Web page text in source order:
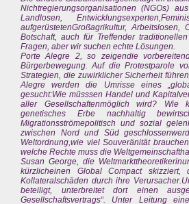
Nichtregierungsorganisationen (NGOs)
Landlosen,
aufgerüstetenGroßagrikultur,
Botschaft, auch für Treffender
Fragen, aber wir suchen echte Lösungen.
Porte Alegre 2, so zeigendie
Bürgerbewegung. Auf die Protestparole
Strategien, die zuwirklicher Sicherheit
Alegre werden die Umrisse eines
gesucht:Wie müsssen Handel und
aller Gesellschaftenmöglich wird? Wie
genetisches Erbe nachhaltig
Migrationsströmepolitisch und sozial
zwischen Nord und Süd
Weltordnung,wie viel Souveränität
welche Rechte muss die
Susan George, die
kürzlicheinen Global Compact
Kollateralschäden durch ihre
beteiligt, unterbreitet dort einen
Gesellschaftsvertrags“. Unter Leitung